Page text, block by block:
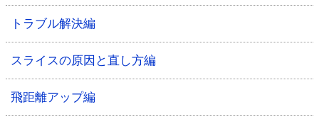
トラブル解決編
スライスの原因と直し方編
飛距離アップ編